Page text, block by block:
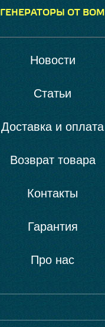
ГЕНЕРАТОРЫ ОТ ВОМ
Новости
Статьи
Доставка и оплата
Возврат товара
Контакты
Гарантия
Про нас